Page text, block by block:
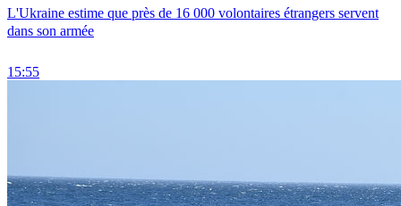
L'Ukraine estime que près de 16 000 volontaires étrangers servent
dans son armée
15:55